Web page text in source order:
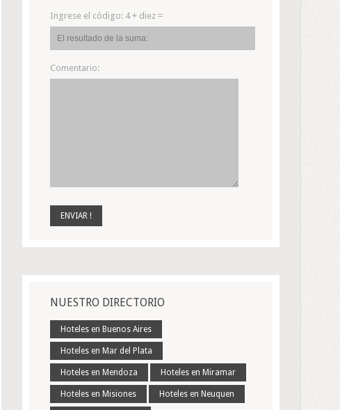
Ingrese el código: 4 + diez =
Comentario:
NUESTRO DIRECTORIO
Hoteles en Buenos Aires
Hoteles en Mar del Plata
Hoteles en Mendoza Hoteles en Miramar
Hoteles en Misiones Hoteles en Neuquen